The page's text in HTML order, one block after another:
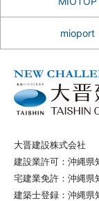
mioport
大晋建設株式会社
建設業許可：沖縄
宅建業免許：沖縄
建築士登録：沖縄